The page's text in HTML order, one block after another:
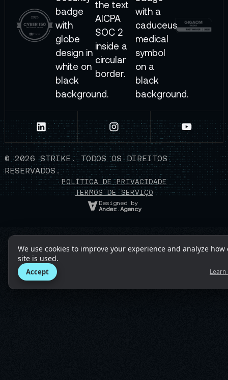
© 2026 STRIKE. TODOS OS DIREITOS
RESERVADOS.
POLÍTICA DE PRIVACIDADE
TERMOS DE SERVIÇO
Designed by
Ander.Agency
We use cookies to improve your experience and analyze how
site is used.
Accept